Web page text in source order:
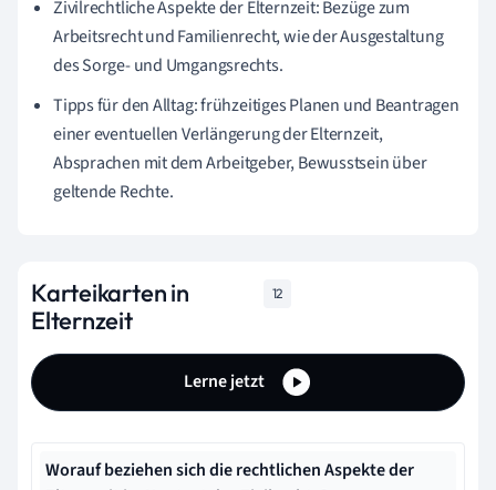
Zivilrechtliche Aspekte der Elternzeit: Bezüge zum
Arbeitsrecht und Familienrecht, wie der Ausgestaltung
des Sorge- und Umgangsrechts.
Tipps für den Alltag: frühzeitiges Planen und Beantragen
einer eventuellen Verlängerung der Elternzeit,
Absprachen mit dem Arbeitgeber, Bewusstsein über
geltende Rechte.
Karteikarten in
Elternzeit
12
Lerne jetzt
Worauf beziehen sich die rechtlichen Aspekte der